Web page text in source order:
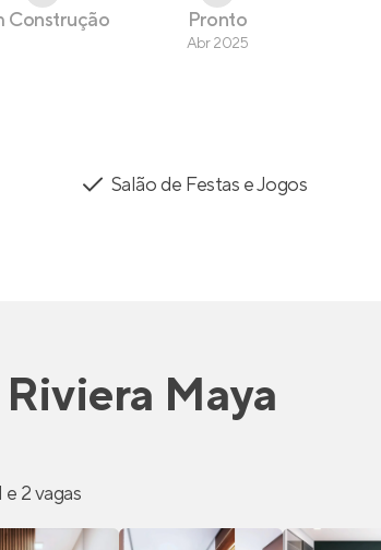
Construção
Pronto
Abr 2025
Salão de Festas e Jogos
Riviera Maya
e 2 vagas